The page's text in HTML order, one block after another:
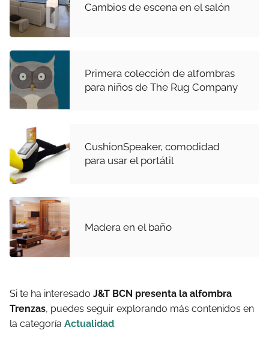
Cambios de escena en el salón
Primera colección de alfombras
para niños de The Rug Company
CushionSpeaker, comodidad
para usar el portátil
Madera en el baño
Si te ha interesado J&T BCN presenta la alfombra
Trenzas, puedes seguir explorando más contenidos en
la categoría Actualidad.